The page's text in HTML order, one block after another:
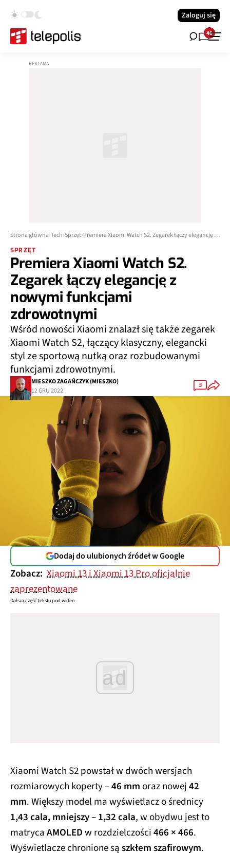
Zaloguj się
40
Strona główna Tech Sprzęt
SPRZĘT
Premiera Xiaomi Watch S2.
Zegarek łączy elegancję z
nowymi funkcjami
zdrowotnymi
Wśród nowości Xiaomi znalazł się także zegarek
Xiaomi Watch S2, łączący klasyczny, elegancki
styl ze sportową nutką oraz rozbudowanymi
funkcjami zdrowotnymi.
MIESZKO ZAGAŃCZYK (MIESZKO)
12 GRU 2022
3
Dodaj do ulubionych źródeł w Google
Zobacz: Xiaomi 13 i Xiaomi 13 Pro oficjalnie
zaprezentowane
Dalsza część tekstu pod wideo
ad
Xiaomi Watch S2 powstał w dwóch wersjach
rozmiarowych koperty –46 mmoraz nowej42
mm. Większy model ma wyświetlacz o średnicy
1,43 cala, mniejszy – 1,32 cala, w obydwu jest to
matrycaAMOLEDw rozdzielczości466 × 466.
Wyświetlacze chronione są szkłem szafirowym.